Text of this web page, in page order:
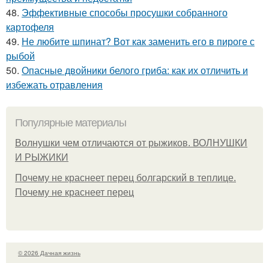
48. Эффективные способы просушки собранного
картофеля
49. Не любите шпинат? Вот как заменить его в пироге с
рыбой
50. Опасные двойники белого гриба: как их отличить и
избежать отравления
Популярные материалы
Волнушки чем отличаются от рыжиков. ВОЛНУШКИ
И РЫЖИКИ
Почему не краснеет перец болгарский в теплице.
Почему не краснеет перец
© 2026 Дачная жизнь